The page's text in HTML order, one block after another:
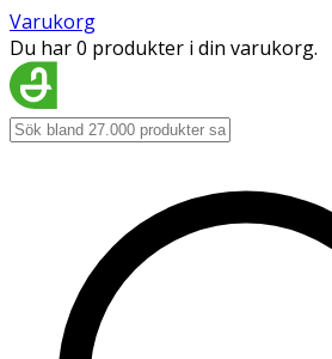
Varukorg
Du har 0 produkter i din varukorg.